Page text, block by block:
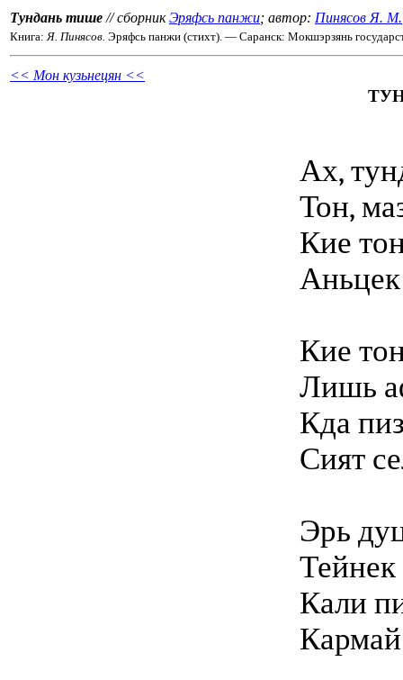
Тундань тише // сборникЭряфсь панжи; автор: Пинясов Я. М.
Книга:Я. Пинясов. Эряфсь панжи (стихт). — Саранск: Мокшэрзянь
<< Мон кузьнецян <<
Ах,
Тон,
Кие
Аньцек
Кие
Лишь
Кда
Сият
Эрь
Тейнек
Кали
Кармай